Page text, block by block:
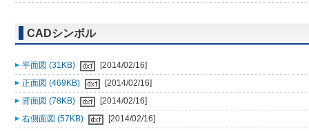
CADシンボル
平面図 (31KB)
[2014/02/16]
正面図 (469KB)
[2014/02/16]
背面図 (78KB)
[2014/02/16]
右側面図 (57KB)
[2014/02/16]